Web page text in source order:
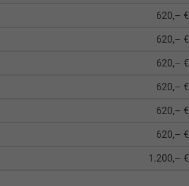
620,– €
620,– €
620,– €
620,– €
620,– €
620,– €
1.200,– €